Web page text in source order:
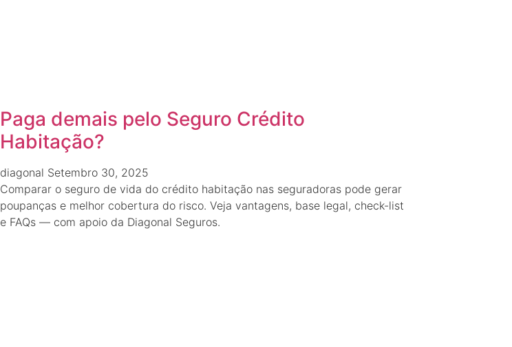
Paga demais pelo Seguro Crédito
Habitação?
diagonal Setembro 30, 2025
Comparar o seguro de vida do crédito habitação nas seguradoras pode gerar
poupanças e melhor cobertura do risco. Veja vantagens, base legal, check-list
e FAQs — com apoio da Diagonal Seguros.